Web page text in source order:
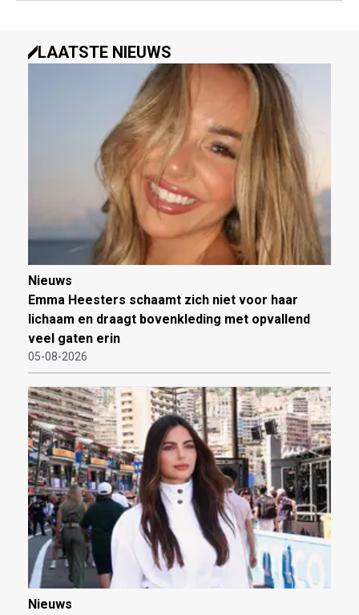
LAATSTE NIEUWS
Nieuws
Emma Heesters schaamt zich niet voor haar
lichaam en draagt bovenkleding met opvallend
veel gaten erin
05-08-2026
Nieuws